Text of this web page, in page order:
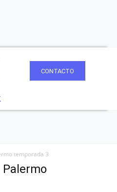
CONTACTO
temporada 3